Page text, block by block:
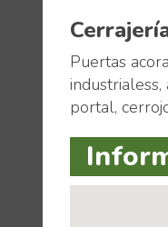
Puertas
portal,